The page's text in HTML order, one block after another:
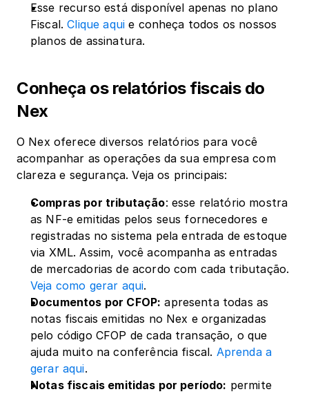
Esse recurso está disponível apenas no plano
Fiscal. Clique aqui e conheça todos os nossos
planos de assinatura.
Conheça os relatórios fiscais do
Nex
O Nex oferece diversos relatórios para você
acompanhar as operações da sua empresa com
clareza e segurança. Veja os principais:
Compras por tributação: esse relatório mostra
as NF-e emitidas pelos seus fornecedores e
registradas no sistema pela entrada de estoque
via XML. Assim, você acompanha as entradas
Veja como gerar aqui.
Documentos por CFOP: apresenta todas as
notas fiscais emitidas no Nex e organizadas
pelo código CFOP de cada transação, o que
ajuda muito na conferência fiscal. Aprenda a
gerar aqui.
Notas fiscais emitidas por período: permite